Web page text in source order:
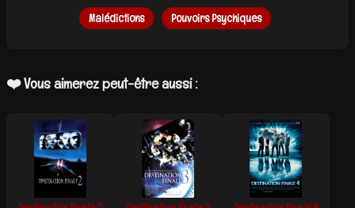
Malédictions Pouvoirs Psychiques
❤️ Vous aimerez peut-être aussi :